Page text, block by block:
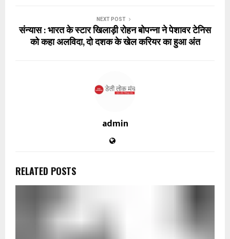
NEXT POST
संन्यास : भारत के स्टार खिलाड़ी रोहन बोपन्ना ने पेशावर टेनिस
को कहा अलविदा, दो दशक के खेल करियर का हुआ अंत
admin
RELATED POSTS